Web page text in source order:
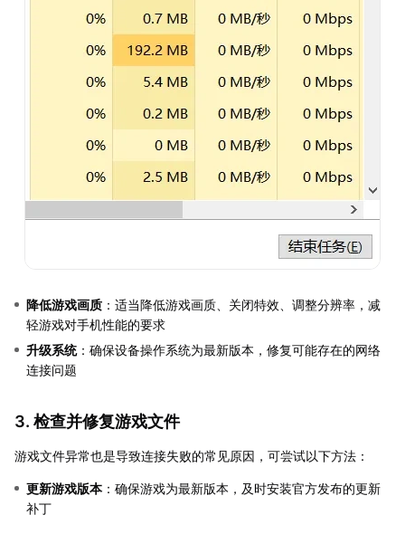
降低游戏画质 ：适当降低游戏画质、关闭特效、调整分辨率，减
轻游戏对手机性能的要求
升级系统：确保设备操作系统为最新版本，修复可能存在的网络
连接问题
3. 检查并修复游戏文件
游戏文件异常也是导致连接失败的常见原因，可尝试以下方法：
更新游戏版本：确保游戏为最新版本，及时安装官方发布的更新
补丁